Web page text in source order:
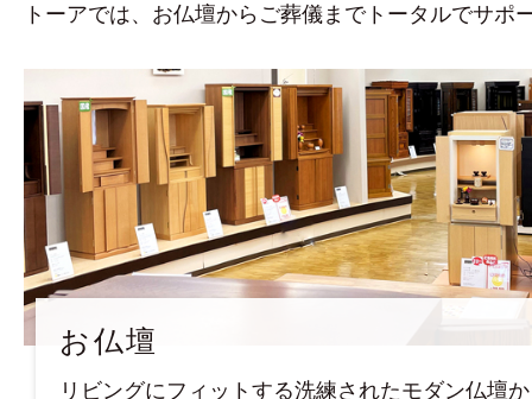
トーアでは、お仏壇からご葬儀までトータルでサポ
お仏壇
リビングにフィットする洗練されたモダン仏壇